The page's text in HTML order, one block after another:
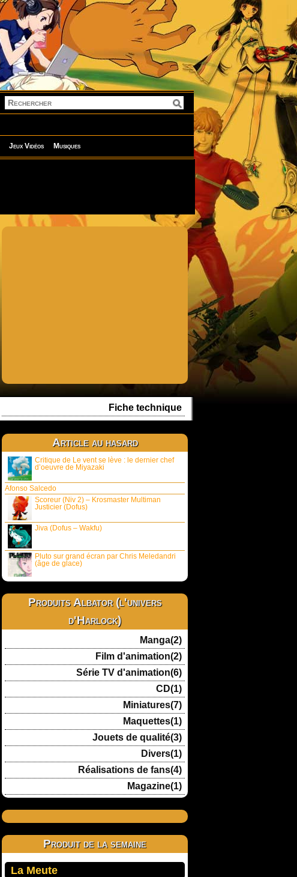
Jeux Vidéos Musiques
Fiche technique
Article au hasard
Critique de Le vent se lève : le dernier chef
d’oeuvre de Miyazaki
Afonso Salcedo
Scoreur (Niv 2) – Krosmaster Multiman
Justicier (Dofus)
Jiva (Dofus – Wakfu)
Pluto sur grand écran par Chris Meledandri
(âge de glace)
Produits Albator (l'univers
d'Harlock)
Manga(2)
Film d'animation(2)
Série TV d'animation(6)
CD(1)
Miniatures(7)
Maquettes(1)
Jouets de qualité(3)
Divers(1)
Réalisations de fans(4)
Magazine(1)
Produit de la semaine
La Meute